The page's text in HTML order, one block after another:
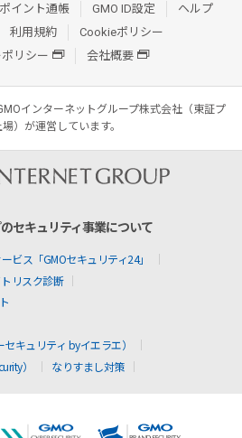
ポイント通帳 GMO ID設定
ヘルプ
利用規約
Cookieポリシー
リシー
会社概要
インターネットグループ株式会社（東証プ
）が運営しています。
セキュリティ事業について
ビス「GMOセキュリティ24」
リスク診断
キュリティ byイエラエ）
）
なりすまし対策